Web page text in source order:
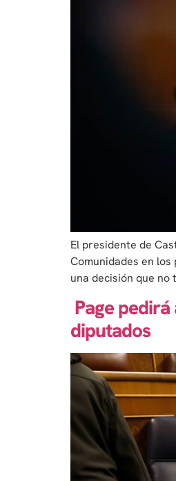
El presidente de
Comunidades en
una decisión que no
Page
diputados